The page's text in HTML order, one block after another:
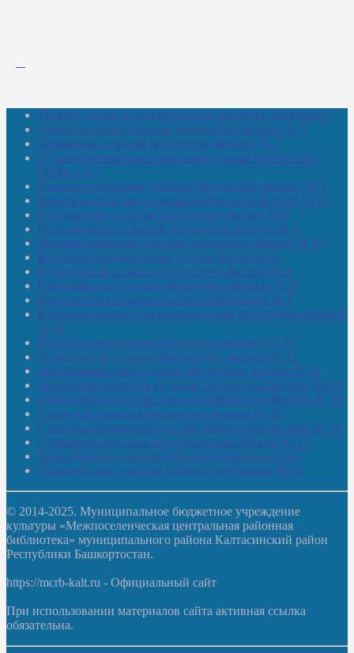
Межпоселенческая центральная районная библиотека
Амзибашевская сельская библиотека-филиал № 1
Бабаевская сельская библиотека-филиал № 2
Большекачаковская сельская модельная библиотека-
филиал № 7
Большекуразовская сельская библиотека-филиал № 3
Верхнетыхтемская сельская библиотека-филиал № 15
Калегинская сельская библиотека-филиал № 6
Калмашевская сельская библиотека-филиал № 5
Калмиябашевская сельская библиотека-филиал № 13
Калтасинская модельная детская библиотека
Кельтеевская сельская библиотека-филиал № 8
Киебаковская сельская библиотека-филиал № 9
Кокушевская сельская библиотека-филиал № 4
Краснохолмская сельская модельная библиотека-филиал
№ 21
Кутеремская сельская библиотека-филиал № 22
Кучашевская сельская библиотека-филиал № 11
Малокачаковская сельская библиотека-филиал № 12
Нижнекачмашевская сельская библиотека-филиал № 14
Новокильбахтинская сельская библиотека-филиал № 19
Сазовская сельская библиотека-филиал № 20
Староорьебашевская сельская библиотека-филиал № 16
Старояшевская сельская библиотека-филиал № 17
Тюльдинская сельская библиотека-филиал № 18
Чилибеевская сельская библиотека-филиал № 10
© 2014-2025. Муниципальное бюджетное учреждение
культуры «Межпоселенческая центральная районная
библиотека» муниципального района Калтасинский район
Республики Башкортостан.
https://mcrb-kalt.ru - Официальный сайт
При использовании материалов сайта активная ссылка
обязательна.